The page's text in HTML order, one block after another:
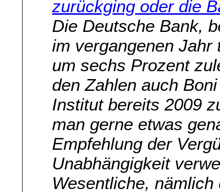
zurückging oder die
Die Deutsche Bank,
im vergangenen
um sechs Prozent
den Zahlen auch
Institut bereits 2009
man gerne etwas
Empfehlung der
Unabhängigkeit
Wesentliche,